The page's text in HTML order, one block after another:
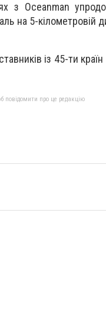
з Oceanman
на 5-кілометровій
із 45-ти країн
повідомити про це редакцію